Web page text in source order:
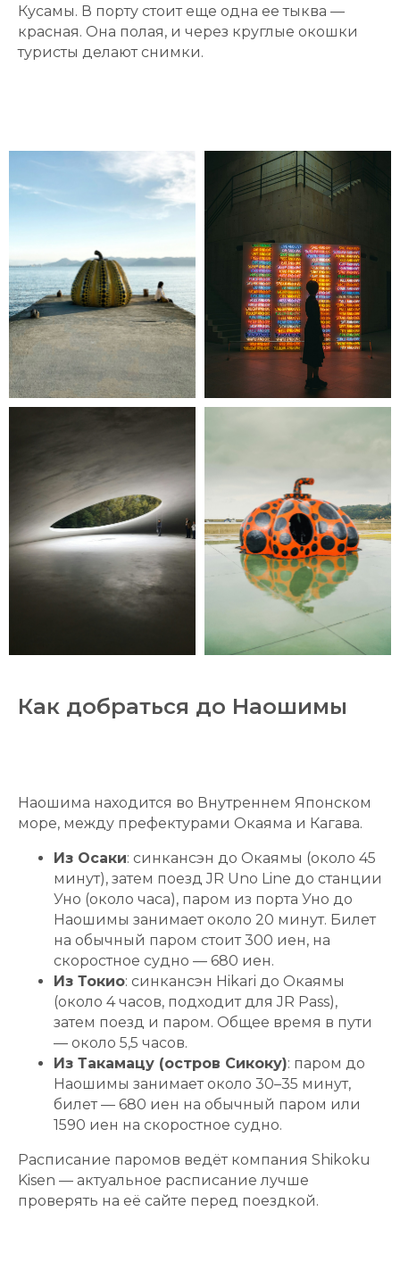
Кусамы. В порту стоит еще одна ее тыква —
красная. Она полая, и через круглые окошки
туристы делают снимки.
Как добраться до Наошимы
Наошима находится во Внутреннем Японском
море, между префектурами Окаяма и Кагава.
Из Осаки: синкансэн до Окаямы (около 45
минут), затем поезд JR Uno Line до станции
Уно (около часа), паром из порта Уно до
Наошимы занимает около 20 минут. Билет
на обычный паром стоит 300 иен, на
скоростное судно — 680 иен.
Из Токио: синкансэн Hikari до Окаямы
(около 4 часов, подходит для JR Pass),
затем поезд и паром. Общее время в пути
— около 5,5 часов.
Из Такамацу (остров Сикоку): паром до
Наошимы занимает около 30–35 минут,
билет — 680 иен на обычный паром или
1590 иен на скоростное судно.
Расписание паромов ведёт компания Shikoku
Kisen — актуальное расписание лучше
проверять на её сайте перед поездкой.